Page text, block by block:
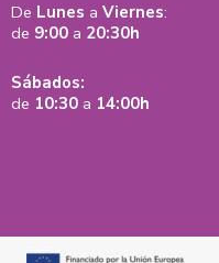
De Lunes a Viernes:
de 9:00 a 20:30h
Sábados:
de 10:30 a 14:00h